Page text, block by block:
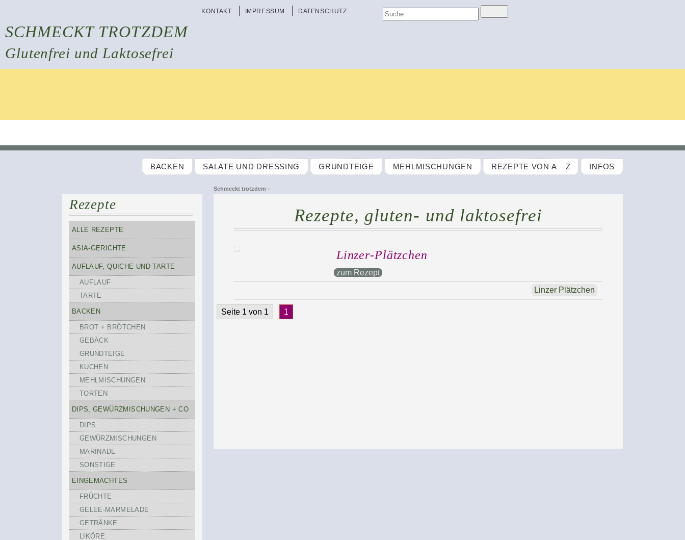
KONTAKT IMPRESSUM DATENSCHUTZ
SCHMECKT TROTZDEM
Glutenfrei und Laktosefrei
BACKEN SALATE UND DRESSING GRUNDTEIGE MEHLMISCHUNGEN REZEPTE VON A – Z INFOS
Schmeckt trotzdem »
Rezepte
ALLE REZEPTE
ASIA-GERICHTE
AUFLAUF, QUICHE UND TARTE
AUFLAUF
TARTE
BACKEN
BROT + BRÖTCHEN
GEBÄCK
GRUNDTEIGE
KUCHEN
MEHLMISCHUNGEN
TORTEN
DIPS, GEWÜRZMISCHUNGEN + CO
DIPS
GEWÜRZMISCHUNGEN
MARINADE
SONSTIGE
EINGEMACHTES
FRÜCHTE
GELEE-MARMELADE
GETRÄNKE
LIKÖRE
Rezepte, gluten- und laktosefrei
Linzer-Plätzchen
zum Rezept
Linzer Plätzchen
Seite 1 von 1 1